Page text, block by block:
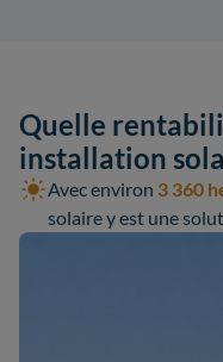
Quelle
installation
Avec environ 3 360
solaire y est une